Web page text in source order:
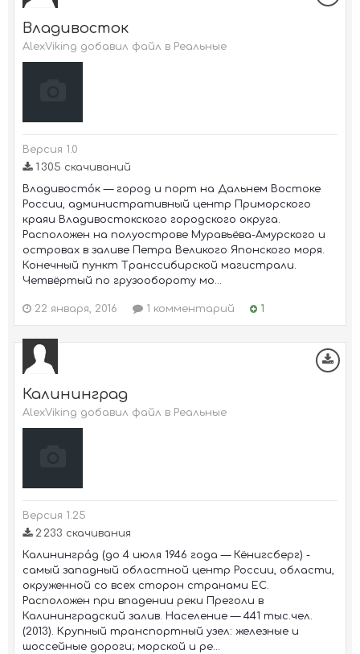
Владивосток
AlexViking добавил файл в Реальные
Версия 1.0
1 305 скачиваний
Владивосто́к — город и порт на Дальнем Востоке
России, административный центр Приморского
краяи Владивостокского городского округа.
Расположен на полуострове Муравьёва-Амурского и
островах в заливе Петра Великого Японского моря.
Конечный пункт Транссибирской магистрали.
Четвёртый по грузообороту мо...
22 января, 2016 1 комментарий 1
Калининград
AlexViking добавил файл в Реальные
Версия 1.25
2 233 скачивания
Калинингра́д (до 4 июля 1946 года — Кёнигсберг) -
самый западный областной центр России, области,
окруженной со всех сторон странами ЕС.
Расположен при впадении реки Преголи в
Калининградский залив. Население — 441 тыс.чел.
(2013). Крупный транспортный узел: железные и
шоссейные дороги; морской и ре...